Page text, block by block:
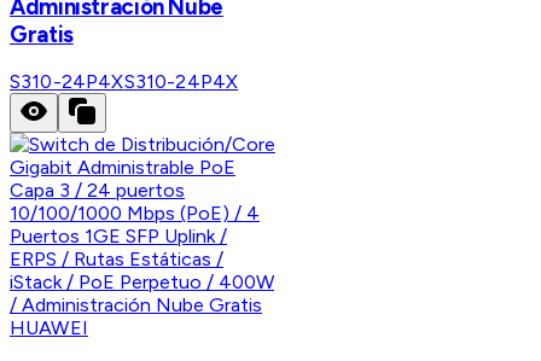
Administración Nube
Gratis
S310-24P4XS310-24P4X
HUAWEI